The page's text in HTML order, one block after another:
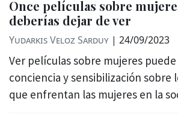
Once películas sobre
deberías dejar de ver
Yudarkis Veloz Sarduy | 24/09/2023
Ver películas sobre mujeres
conciencia y sensibilización sobre
que enfrentan las mujeres en la